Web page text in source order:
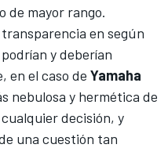
de mayor rango.
en según
y deberían
en el caso de Yamaha
nebulosa y hermética de
decisión, y
una cuestión tan